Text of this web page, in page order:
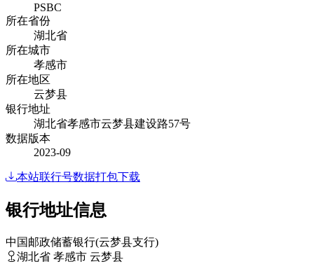
PSBC
所在省份
湖北省
所在城市
孝感市
所在地区
云梦县
银行地址
湖北省孝感市云梦县建设路57号
数据版本
2023-09
本站联行号数据打包下载
银行地址信息
中国邮政储蓄银行(云梦县支行)
湖北省 孝感市 云梦县